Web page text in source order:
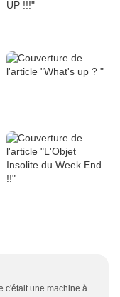
c'était une machine à